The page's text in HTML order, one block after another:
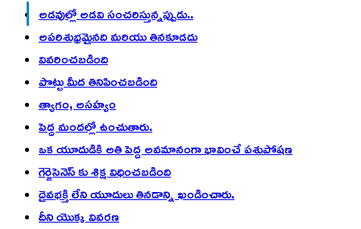
అడవుల్లో అడవి సంచరిస్తున్నప్పుడు..
అపరిశుభ్రమైనది మరియు తినకూడదు
వివరించబడింది
పొట్టు మీద తినిపించబడింది
త్యాగం, అసహ్యం
పెద్ద మందల్లో ఉంచుతారు.
ఒక యూదుడికి అతి పెద్ద అవమానంగా భావించే పశుపోషణ
గెర్జెసెనెస్ కు శిక్ష విధించబడింది
దైవభక్తి లేని యూదులు తినడాన్ని ఖండించారు.
దీని యొక్క వివరణ